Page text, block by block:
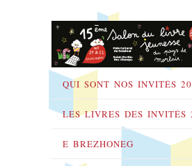
QUI SONT NOS INVITÉS
LES LIVRES DES INVITÉS
E BREZHONEG